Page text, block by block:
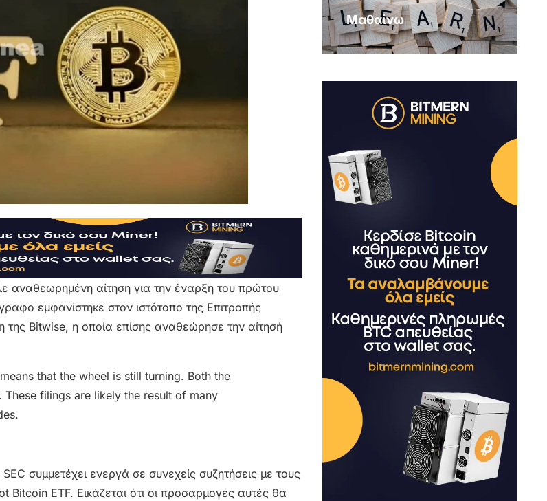
αναθεωρημένη αίτηση για την έναρξη του πρώτου
εμφανίστηκε στον ιστότοπο της Επιτροπής
Bitwise, η οποία επίσης αναθεώρησε την αίτησή
that the wheel is still turning. Both the
filings are likely the result of many
συμμετέχει ενεργά σε συνεχείς συζητήσεις με τους
Bitcoin ETF. Εικάζεται ότι οι προσαρμογές αυτές θα
Μαθαίνω